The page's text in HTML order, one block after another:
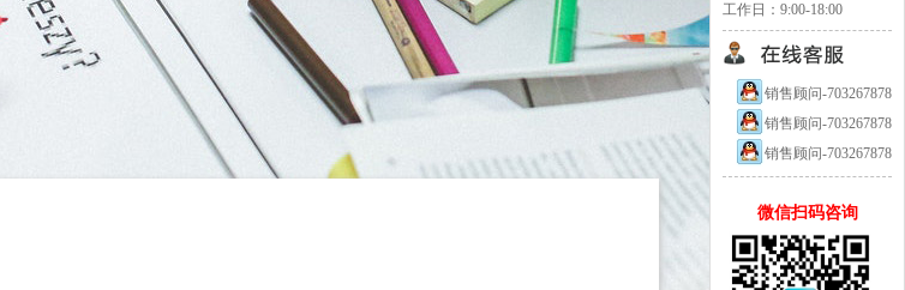
工作日：9:00-18:00
销售顾问-703267878
销售顾问-703267878
销售顾问-703267878
微信扫码咨询